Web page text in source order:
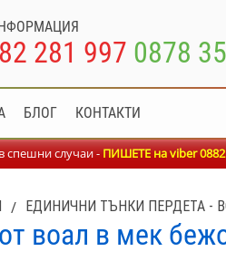
281 997 0878
БЛОГ КОНТАКТИ
спешни случаи -ПИШЕТЕ на viber
/ ЕДИНИЧНИ ТЪНКИ ПЕРДЕТА -
воал в мек